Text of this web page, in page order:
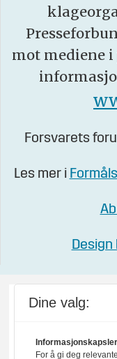
mot mediene i
Forsvarets
Les mer i
Dine valg:
For å gi deg